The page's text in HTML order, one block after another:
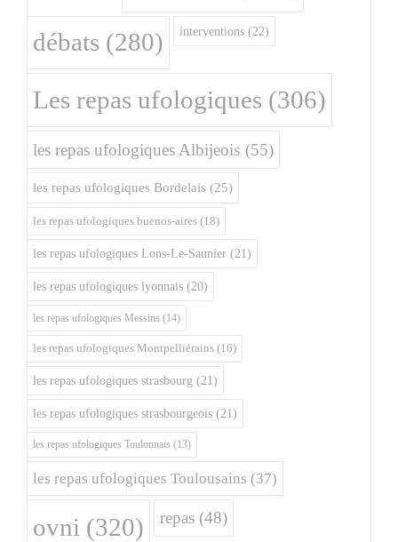
débats (280) interventions (22)
Les repas ufologiques (306)
les repas ufologiques Albijeois (55)
les repas ufologiques Bordelais (25)
les repas ufologiques buenos-aires (18)
les repas ufologiques Lons-Le-Saunier (21)
les repas ufologiques lyonnais (20)
les repas ufologiques Messins (14)
les repas ufologiques Montpelliérains (16)
les repas ufologiques strasbourg (21)
les repas ufologiques strasbourgeois (21)
les repas ufologiques Toulonnais (13)
les repas ufologiques Toulousains (37)
ovni (320) repas (48)